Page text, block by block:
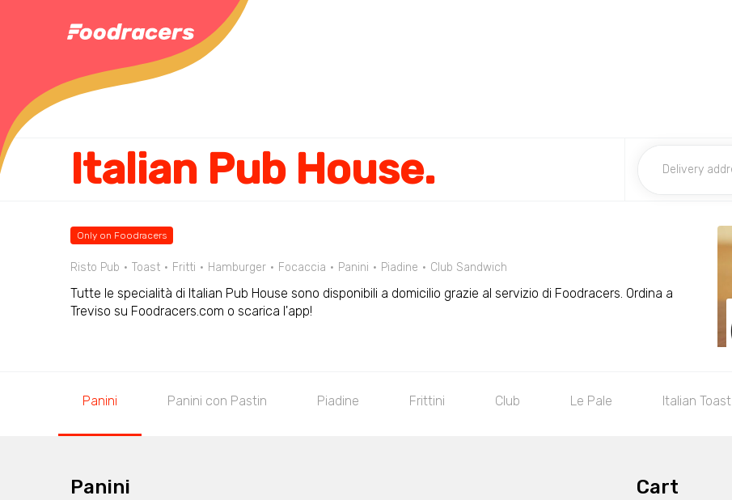
Italian Pub House.
Only on Foodracers
Risto Pub Toast Fritti Hamburger Focaccia Panini Piadine Club Sandwich
Tutte le specialità di Italian Pub House sono disponibili a domicilio grazie al servizio di Foodracers. Ordina a
Treviso su Foodracers.com o scarica l'app!
Panini Panini con Pastin Piadine Frittini Club Le Pale Italian Toast
Panini Cart